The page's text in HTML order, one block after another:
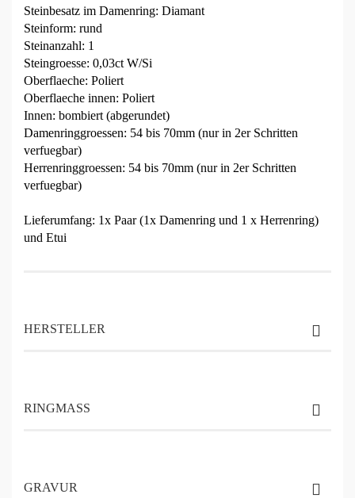
Steinbesatz im Damenring: Diamant
Steinform: rund
Steinanzahl: 1
Steingroesse: 0,03ct W/Si
Oberflaeche: Poliert
Oberflaeche innen: Poliert
Innen: bombiert (abgerundet)
Damenringgroessen: 54 bis 70mm (nur in 2er Schritten
verfuegbar)
Herrenringgroessen: 54 bis 70mm (nur in 2er Schritten
verfuegbar)
Lieferumfang: 1x Paar (1x Damenring und 1 x Herrenring)
und Etui
HERSTELLER
RINGMASS
GRAVUR